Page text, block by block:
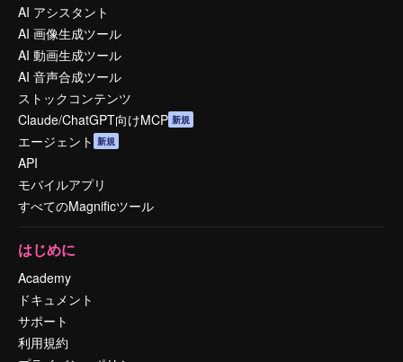
AI アシスタント
AI 画像生成ツール
AI 動画生成ツール
AI 音声合成ツール
ストックコンテンツ
Claude/ChatGPT向けMCP 新規
エージェント 新規
API
モバイルアプリ
すべてのMagnificツール
はじめに
Academy
ドキュメント
サポート
利用規約